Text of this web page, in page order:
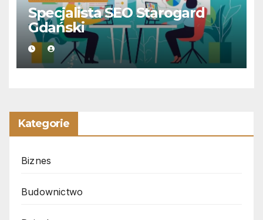
Specjalista SEO Starogard
Gdański
Kategorie
Biznes
Budownictwo